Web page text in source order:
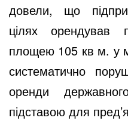
довели, що
цілях орендував
площею 105 кв м. у
систематично
оренди
підставою для